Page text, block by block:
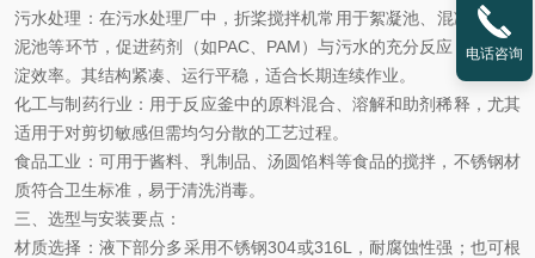
污水处理 ‌： 在污水处理厂中，折桨搅拌机常用于‌絮凝池、混凝池、污
泥池‌等环节，促进药剂（如PAC、PAM）与污水的充分反应，提高沉
淀效率。其结构紧凑、运行平稳，适合长期连续作业。
化工与制药行业 ‌： 用于反应釜中的原料混合、溶解和助剂稀释，尤其
适用于对剪切敏感但需均匀分散的工艺过程。
食品工业 ‌： 可用于酱料、乳制品、汤圆馅料等食品的搅拌，不锈钢材
质符合卫生标准，易于清洗消毒。
三、选型与安装要点：
材质选择 ： 液下部分多采用‌不锈钢304或316L‌，耐腐蚀性强；也可根
电话咨询